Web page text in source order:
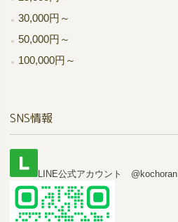
30,000円～
50,000円～
100,000円～
SNS情報
LINE公式アカウント @kochoran